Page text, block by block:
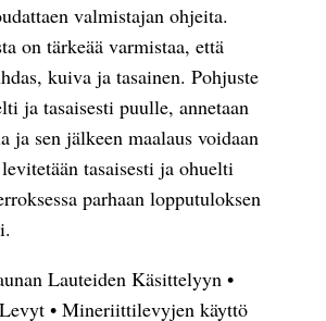
valmistajan ohjeita.
on tärkeää varmistaa, että
kuiva ja tasainen. Pohjuste
ja tasaisesti puulle, annetaan
ja sen jälkeen maalaus voidaan
tasaisesti ja ohuelti
parhaan lopputuloksen
Lauteiden Käsittelyyn •
• Mineriittilevyjen käyttö